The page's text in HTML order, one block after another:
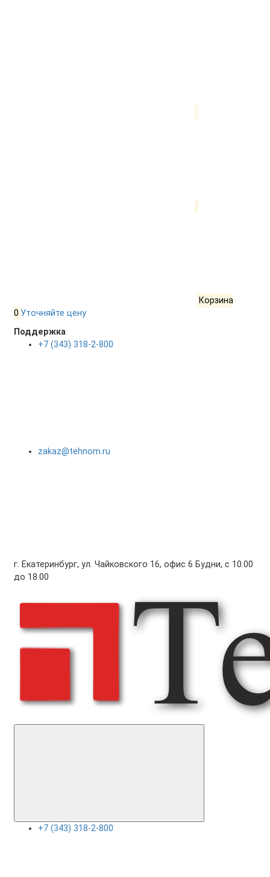
Корзина
0 Уточняйте цену
Поддержка
+7 (343) 318-2-800
zakaz@tehnom.ru
г. Екатеринбург, ул. Чайковского 16, офис 6 Будни, с 10.00
до 18.00
+7 (343) 318-2-800